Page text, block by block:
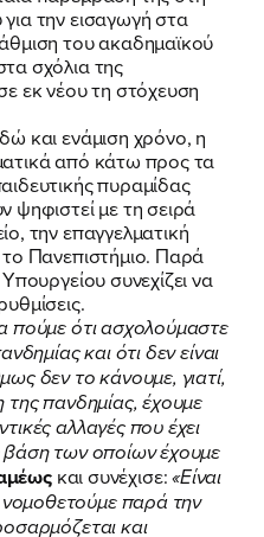
την εισαγωγή στα
του ακαδημαϊκού
σχόλια της
εκ νέου τη στόχευση
και ενάμιση χρόνο, η
από κάτω προς τα
πυραμίδας
με τη σειρά
την επαγγελματική
Πανεπιστήμιο. Παρά
συνεχίζει να
πούμε ότι ασχολούμαστε
και ότι δεν είναι
δεν το κάνουμε, γιατί,
της πανδημίας, έχουμε
αλλαγές που έχει
των οποίων έχουμε
και συνέχισε:«Είναι
παρά την
και